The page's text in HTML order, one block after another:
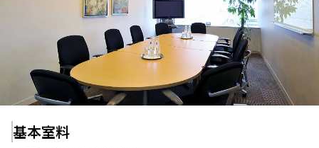
基本室料